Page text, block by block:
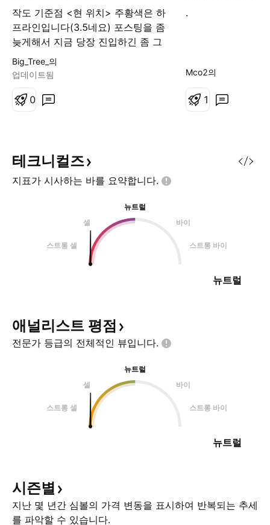
작도 기준점 <현 위치> 주황색은 하
프라인입니다(3.5네요) 포스팅을 좀
늦게해서 지금 당장 진입하긴 좀 그
렇지만 다시 테스트 하러 온다면 나
쁘지 않은 자리라고 생각 합니다 진
20선 ~ 일목 부근 손절 : 전략1~3
~ 하프라인에서 나가는 방법 전략3)
정해놓은 손절가와 상관 없이 월봉
이 하프라인 아래에서 마감시 손절
= 월봉을 위에서 마감해야 상승을
Big_Tree_의
업데이트됨
0
.
Mco2의
1
테크니컬즈
지표가 시사하는 바를 요약합니다.
뉴트럴
셀
바이
스트롱 셀 스트롱 바이
뉴트럴
애널리스트 평점
전문가 등급의 전체적인 뷰입니다.
뉴트럴
셀
바이
스트롱 셀 스트롱 바이
뉴트럴
시즌별
지난 몇 년간 심볼의 가격 변동을 표시하여 반복되는 추세
를 파악할 수 있습니다.